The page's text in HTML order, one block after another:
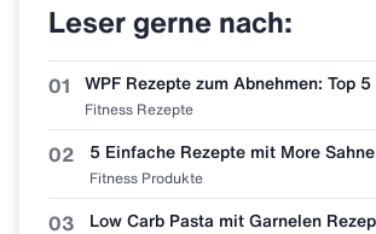
Leser gerne nach:
01
Fitness Rezepte
02
Fitness Produkte
03 Low Carb Pasta mit Garnelen